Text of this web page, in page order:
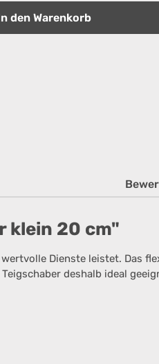
den Warenkorb
klein 20 cm"
Dienste leistet. Das
deshalb ideal